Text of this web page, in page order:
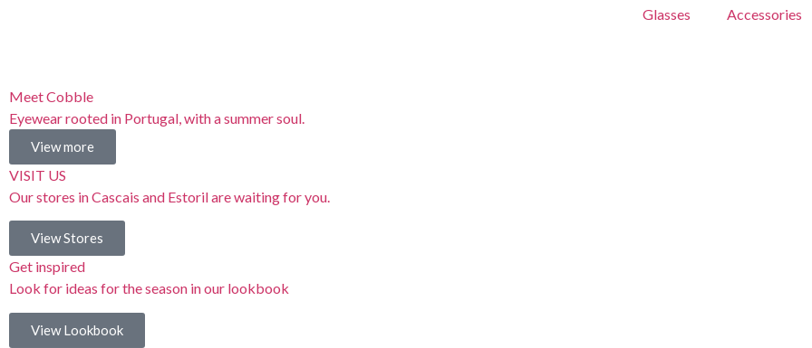
Glasses Accessories
Meet Cobble
Eyewear rooted in Portugal, with a summer soul.
View more
VISIT US
Our stores in Cascais and Estoril are waiting for you.
View Stores
Get inspired
Look for ideas for the season in our lookbook
View Lookbook